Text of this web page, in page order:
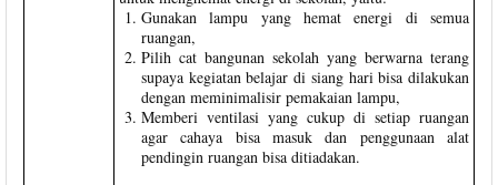
Gunakan lampu yang hemat energi di semua
ruangan,
Pilih cat bangunan sekolah yang berwarna terang
supaya kegiatan belajar di siang hari bisa dilakukan
dengan meminimalisir pemakaian lampu,
Memberi ventilasi yang cukup di setiap ruangan
agar cahaya bisa masuk dan penggunaan alat
pendingin ruangan bisa ditiadakan.